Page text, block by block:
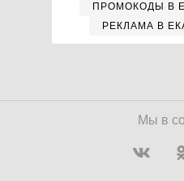
ПРОМОКОДЫ В
РЕКЛАМА В
Мы в